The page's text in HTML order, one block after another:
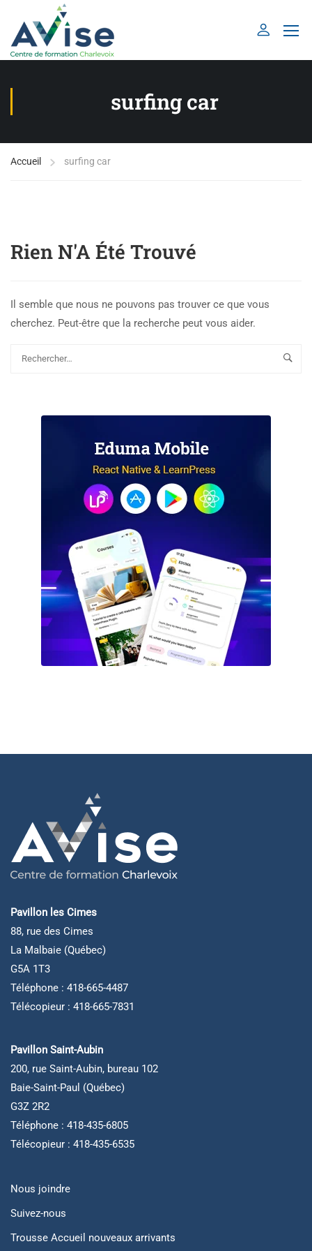
surfing car
Accueil surfing car
Rien N'A Été Trouvé
Il semble que nous ne pouvons pas trouver ce que vous
cherchez. Peut-être que la recherche peut vous aider.
Pavillon les Cimes
88, rue des Cimes
La Malbaie (Québec)
G5A 1T3
Téléphone : 418-665-4487
Télécopieur : 418-665-7831
Pavillon Saint-Aubin
200, rue Saint-Aubin, bureau 102
Baie-Saint-Paul (Québec)
G3Z 2R2
Téléphone : 418-435-6805
Télécopieur : 418-435-6535
Nous joindre
Suivez-nous
Trousse Accueil nouveaux arrivants